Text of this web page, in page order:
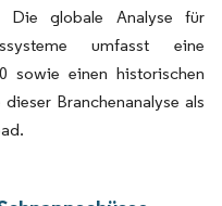
Die globale Analyse für
umfasst eine
sowie einen historischen
Branchenanalyse als